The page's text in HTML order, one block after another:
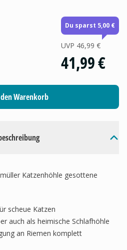
Katzenhöhle gesottene
scheue Katzen
auch als heimische Schlafhöhle
an Riemen komplett
Du sparst 5,00 €
UVP 46,99 €
41,99 €
Warenkorb